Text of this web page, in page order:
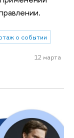
о событии
12 марта